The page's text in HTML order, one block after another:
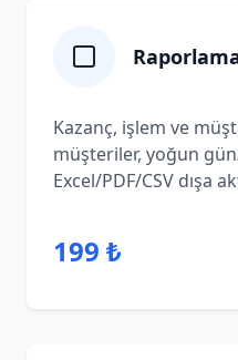
Kazanç, işlem ve
müşteriler, yoğun
Excel/PDF/CSV dışa
199 ₺